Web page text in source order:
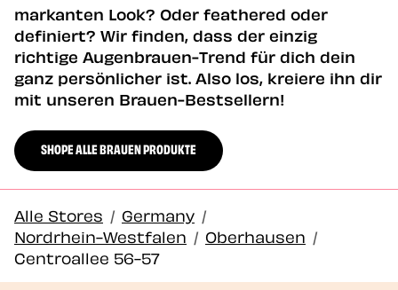
markanten Look? Oder feathered oder
definiert? Wir finden, dass der einzig
richtige Augenbrauen-Trend für dich dein
ganz persönlicher ist. Also los, kreiere ihn dir
mit unseren Brauen-Bestsellern!
SHOPE ALLE BRAUEN PRODUKTE
Alle Stores / Germany /
Nordrhein-Westfalen / Oberhausen /
Centroallee 56-57